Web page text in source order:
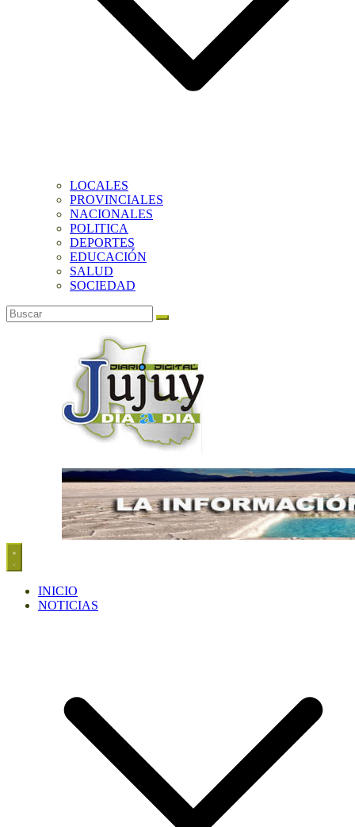
LOCALES
PROVINCIALES
NACIONALES
POLITICA
DEPORTES
EDUCACIÓN
SALUD
SOCIEDAD
INICIO
NOTICIAS